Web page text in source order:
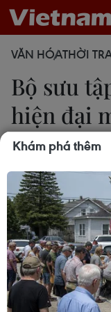
VĂN HÓATHỜI
Bộ sưu
hiện đại
Boss
Kim Anh
14/09/2014 04:14
Danh tiếng của
nam tính là
thứ hai với
Jason Wu.
Khám phá thêm